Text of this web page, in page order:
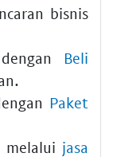
bisnis
Beli
Paket
melalui jasa